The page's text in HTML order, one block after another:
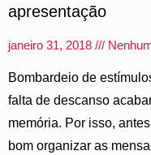
apresentação
janeiro 31, 2018
Bombardeio de
falta de descanso
memória. Por isso,
bom organizar as